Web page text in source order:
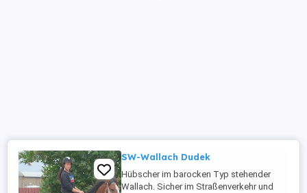
SW-Wallach Dudek
Hübscher im barocken Typ stehender
Wallach. Sicher im Straßenverkehr und